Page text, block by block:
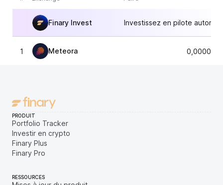
Finary Invest Investissez en pilote
1 Meteora
PRODUIT
Portfolio Tracker
Investir en crypto
Finary Plus
Finary Pro
RESSOURCES